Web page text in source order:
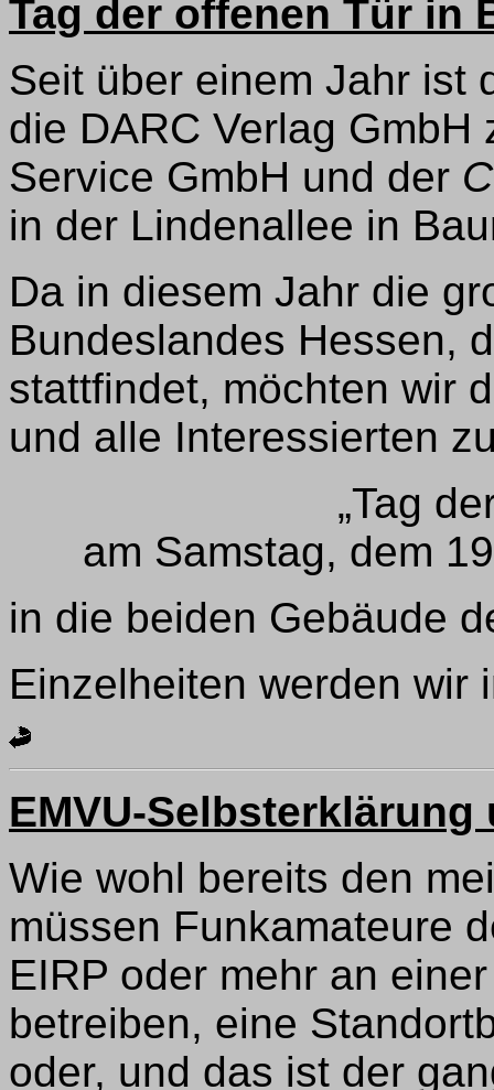
Tag der offenen Tür in
Seit über einem Jahr ist
die DARC Verlag GmbH
Service GmbH und der
in der Lindenallee in
Da in diesem Jahr die
Bundeslandes Hessen,
stattfindet, möchten wir
und alle Interessierten
„Tag
am Samstag, dem
in die beiden Gebäude
Einzelheiten werden wir
EMVU-Selbsterklärung
Wie wohl bereits den
müssen Funkamateure
EIRP oder mehr an
betreiben, eine
oder, und das ist der